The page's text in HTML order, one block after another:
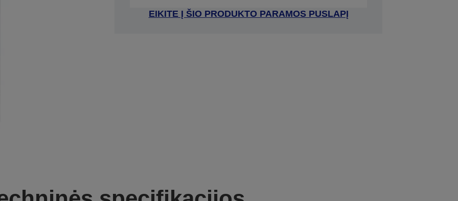
EIKITE Į ŠIO PRODUKTO PARAMOS PUSLAPĮ